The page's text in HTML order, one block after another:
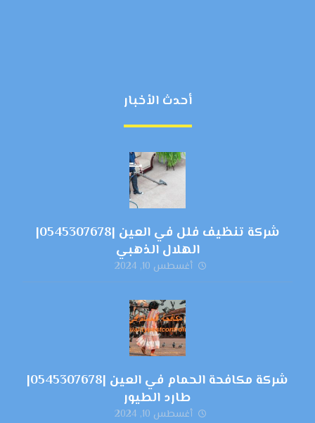
أحدث الأخبار
شركة تنظيف فلل في العين |0545307678|
الهلال الذهبي
أغسطس 10, 2024
شركة مكافحة الحمام في العين |0545307678|
طارد الطيور
أغسطس 10, 2024